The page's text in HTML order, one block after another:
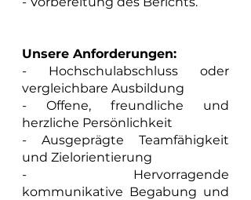
Unsere Anforderungen:
- Hochschulabschluss oder
vergleichbare Ausbildung
- Offene, freundliche und
herzliche Persönlichkeit
- Ausgeprägte Teamfähigkeit
und Zielorientierung
- Hervorragende
kommunikative Begabung und